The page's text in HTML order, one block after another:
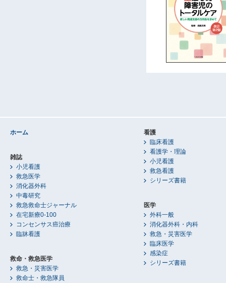
ホーム
雑誌
小児看護
救急医学
消化器外科
中毒研究
救急救命士ジャーナル
在宅新療0-100
コンセンサス癌治療
臨牀看護
救命・救急医学
救急・災害医学
救命士・救急隊員
看護
臨床看護
看護学・理論
小児看護
救急看護
シリーズ書籍
医学
外科一般
消化器外科・内科
救急・災害医学
臨床医学
感染症
シリーズ書籍